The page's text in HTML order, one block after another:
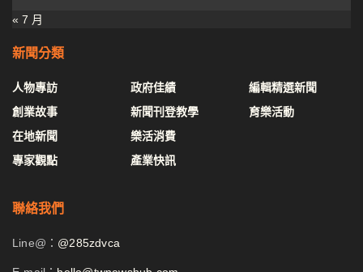
« 7 月
新聞分類
人物專訪
創業故事
在地新聞
專家觀點
政府佳績
新聞刊登教學
樂活消費
產業快訊
編輯精選新聞
育樂活動
聯絡我們
Line@： @285zdvca